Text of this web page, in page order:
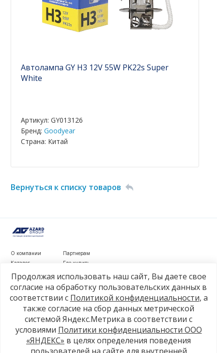
Автолампа GY Н3 12V 55W PK22s Super
White
Артикул: GY013126
Бренд:Goodyear
Страна: Китай
Вернуться к списку товаров
О компании
Каталог
Новости
Видеообзоры
Партнерам
Где купить
г. Рязань, ул. Маяковского, д. 1а, стр. 3
+7 4912 77-80-81
info@azard.ru
Продолжая использовать наш сайт, Вы даете свое
согласие на обработку пользовательских данных в
соответствии с Политикой конфиденциальности, а
также согласие на сбор данных метрической
системой Яндекс.Метрика в соответствии с
условиями Политики конфиденциальности ООО
«ЯНДЕКС» в целях определения поведения